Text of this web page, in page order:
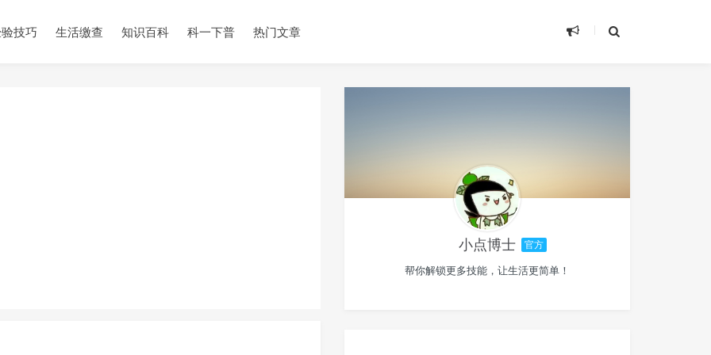
技巧 生活缴查 知识百科 科一下普 热门文章
小点博士 官方
帮你解锁更多技能，让生活更简单！